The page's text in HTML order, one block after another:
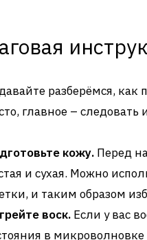
разберёмся,
главное – следовать
кожу. Перед
и сухая. Можно
и таким образом
воск. Если у вас
в